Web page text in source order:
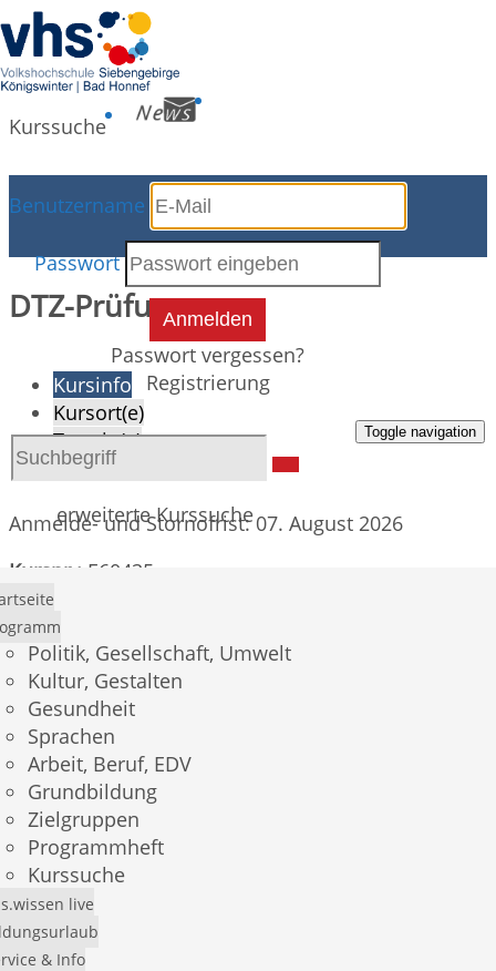
Kurssuche
Benutzername
Passwort
Anmelden
Passwort vergessen?
Registrierung
erweiterte Kurssuche
Toggle navigation
Politik, Gesellschaft, Umwelt
Kultur, Gestalten
Gesundheit
Sprachen
Arbeit, Beruf, EDV
Grundbildung
Zielgruppen
Programmheft
Kurssuche
live
& Info
Kursdetails
DTZ-Prüfung
Kursinfo
Kursort(e)
Termin(e)
Dozent(en)
Anmelde- und Stornofrist: 07. August 2026
Kursnr.: E60435
Beginn:
Anzahl der Kurstage:1
Anzahl der UE:
Kursort: Mosaik, Raum 3
Gebühr: 0,00 € (inkl. MwSt.)
Mosaik 3
Boserother Str. 74
53639 Königswinter